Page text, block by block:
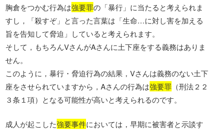
胸倉をつかむ行為は強要罪の「暴行」に当たると考えられま
すし，「殺すぞ」と言った言葉は「生命…に対し害を加える
旨を告知して脅迫」していると考えられます。
そして，もちろんVさんがAさんに土下座をする義務はありま
せん。
このように，暴行・脅迫行為の結果，Vさんは義務のない土下
座をさせられていますから，Aさんの行為は強要罪 （刑法２２
３条１項）となる可能性が高いと考えられるのです。
成人が起こした強要事件においては，早期に被害者と示談す